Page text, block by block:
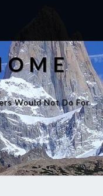
Would Not Do For